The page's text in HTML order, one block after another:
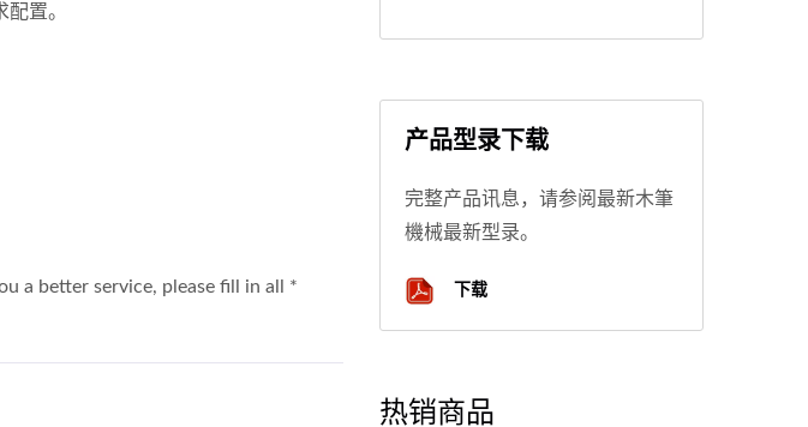
置。
产品型录下载
完整产品讯息，请参阅最新木筆
機械最新型录。
下载
热销商品